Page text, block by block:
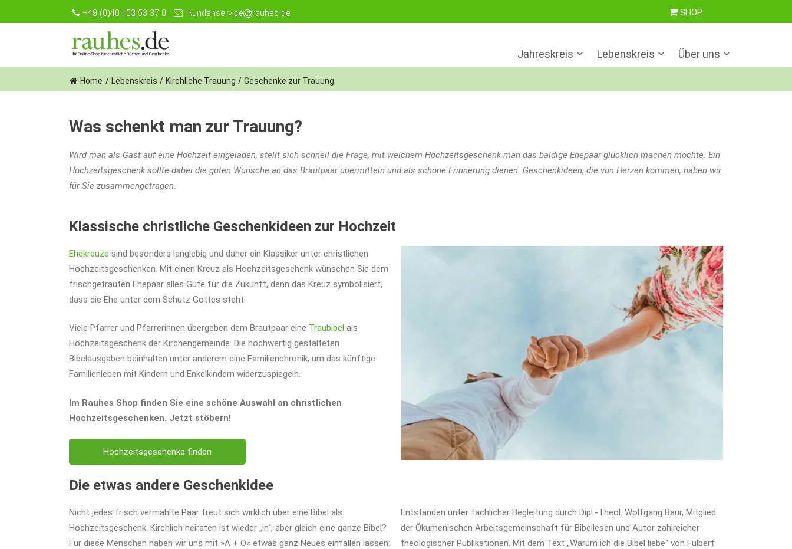
SHOP
Jahreskreis Lebenskreis Über uns
Home / Lebenskreis / Kirchliche Trauung / Geschenke zur Trauung
Was schenkt man zur Trauung?
Wird man als Gast auf eine Hochzeit eingeladen, stellt sich schnell die Frage, mit welchem Hochzeitsgeschenk man das baldige Ehepaar glücklich machen möchte. Ein
Hochzeitsgeschenk sollte dabei die guten Wünsche an das Brautpaar übermitteln und als schöne Erinnerung dienen. Geschenkideen, die von Herzen kommen, haben wir
für Sie zusammengetragen.
Klassische christliche Geschenkideen zur Hochzeit
Ehekreuze sind besonders langlebig und daher ein Klassiker unter christlichen
Hochzeitsgeschenken. Mit einen Kreuz als Hochzeitsgeschenk wünschen Sie dem
frischgetrauten Ehepaar alles Gute für die Zukunft, denn das Kreuz symbolisiert,
dass die Ehe unter dem Schutz Gottes steht.
Viele Pfarrer und Pfarrerinnen übergeben dem Brautpaar eine Traubibel als
Hochzeitsgeschenk der Kirchengemeinde. Die hochwertig gestalteten
Bibelausgaben beinhalten unter anderem eine Familienchronik, um das künftige
Familienleben mit Kindern und Enkelkindern widerzuspiegeln.
Im Rauhes Shop finden Sie eine schöne Auswahl an christlichen
Hochzeitsgeschenken. Jetzt stöbern!
Hochzeitsgeschenke finden
Die etwas andere Geschenkidee
Nicht jedes frisch vermählte Paar freut sich wirklich über eine Bibel als
Hochzeitsgeschenk. Kirchlich heiraten ist wieder „in“, aber gleich eine ganze Bibel?
Für diese Menschen haben wir uns mit »A + O« etwas ganz Neues einfallen lassen:
Entstanden unter fachlicher Begleitung durch Dipl.-Theol. Wolfgang Baur, Mitglied
der Ökumenischen Arbeitsgemeinschaft für Bibellesen und Autor zahlreicher
theologischer Publikationen. Mit dem Text „Warum ich die Bibel liebe“ von Fulbert